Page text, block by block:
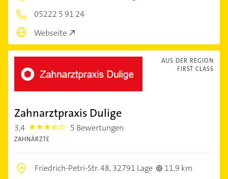
05222 5 91 24
Webseite
AUS DER REGION
FIRST CLASS
Zahnarztpraxis Dulige
3,4 3.4 5 Bewertungen
ZAHNÄRZTE
Friedrich-Petri-Str. 48,32791 Lage
11,9 km